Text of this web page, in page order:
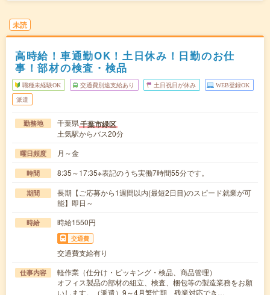
未読
高時給！車通勤OK！土日休み！日勤のお仕
事！部材の検査・検品
職種未経験OK 交通費別途支給あり 土日祝日が休み WEB登録OK
派遣
勤務地 千葉県千葉市緑区
土気駅からバス20分
曜日頻度 月～金
時間 8:35～17:35※表記のうち実働7時間55分です。
期間
長期【ご応募から1週間以内(最短2日目)のスピード就業が可
能】即日～
時給 時給1550円
交通費
交通費支給有り
仕事内容
軽作業（仕分け・ピッキング・検品、商品管理）
オフィス製品の部材の組立、検査、梱包等の製造業務をお願
いします。（派遣）9～4月繁忙期、残業対応でき…